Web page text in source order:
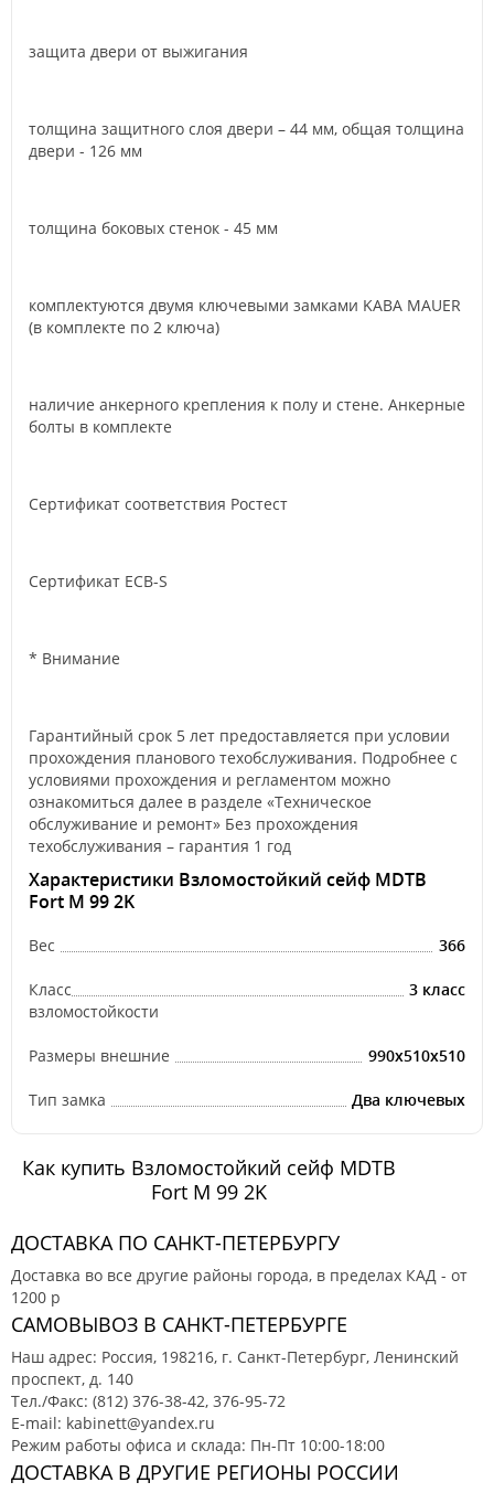
защита двери от выжигания
толщина защитного слоя двери – 44 мм, общая толщина
двери - 126 мм
толщина боковых стенок - 45 мм
комплектуются двумя ключевыми замками KABA MAUER
(в комплекте по 2 ключа)
наличие анкерного крепления к полу и стене. Анкерные
болты в комплекте
Сертификат соответствия Ростест
Сертификат ECB-S
* Внимание
Гарантийный срок 5 лет предоставляется при условии
прохождения планового техобслуживания. Подробнее с
условиями прохождения и регламентом можно
ознакомиться далее в разделе «Техническое
обслуживание и ремонт» Без прохождения
техобслуживания – гарантия 1 год
Характеристики Взломостойкий сейф MDTB
Fort M 99 2K
Вес 366
Класс
взломостойкости
3 класс
Размеры внешние 990x510x510
Тип замка Два ключевых
Как купить Взломостойкий сейф MDTB
Fort M 99 2K
ДОСТАВКА ПО САНКТ-ПЕТЕРБУРГУ
Доставка во все другие районы города, в пределах КАД - от
1200 р
САМОВЫВОЗ В САНКТ-ПЕТЕРБУРГЕ
Наш адрес: Россия, 198216, г. Санкт-Петербург, Ленинский
проспект, д. 140
Тел./Факс: (812) 376-38-42, 376-95-72
E-mail: kabinett@yandex.ru
Режим работы офиса и склада: Пн-Пт 10:00-18:00
ДОСТАВКА В ДРУГИЕ РЕГИОНЫ РОССИИ